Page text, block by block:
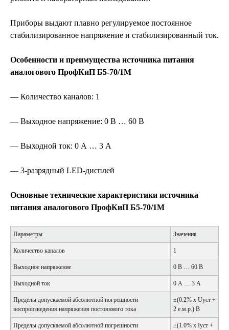
Приборы выдают плавно регулируемое постоянное
стабилизированное напряжение и стабилизированный ток.
Особенности и преимущества источника питания
аналогового ПрофКиП Б5-70/1М
— Количество каналов: 1
— Выходное напряжение: 0 В … 60 В
— Выходной ток: 0 А … 3 А
— 3-разрядный LED-дисплей
Основные технические характеристики источника
питания аналогового ПрофКиП Б5-70/1М
Параметры Значения
Количество каналов 1
Выходное напряжение 0 В … 60 В
Выходной ток 0 А … 3 А
Пределы допускаемой абсолютной погрешности
воспроизведения напряжения постоянного тока
±(0.2% х Uуст +
2 е.м.р.) В
Пределы допускаемой абсолютной погрешности
±(1.0% х Iуст +